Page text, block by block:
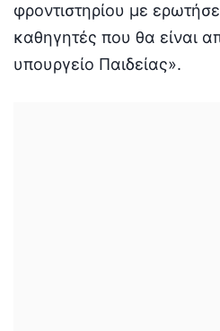
φροντιστηρίου με
καθηγητές που θα είναι
υπουργείο Παιδείας».